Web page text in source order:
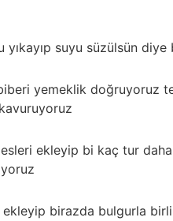
suyu süzülsün diye
yemeklik doğruyoruz
ekleyip bi kaç tur daha
birazda bulgurla